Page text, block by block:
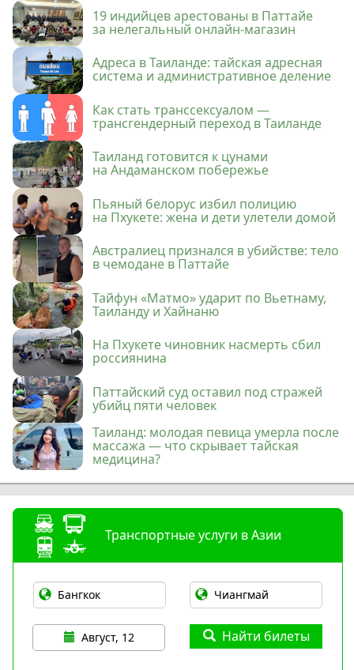
19 индийцев арестованы в Паттайе
за нелегальный онлайн-магазин
Адреса в Таиланде: тайская адресная
система и административное деление
Как стать транссексуалом —
трансгендерный переход в Таиланде
Таиланд готовится к цунами
на Андаманском побережье
Пьяный белорус избил полицию
на Пхукете: жена и дети улетели домой
Австралиец признался в убийстве: тело
в чемодане в Паттайе
Тайфун «Матмо» ударит по Вьетнаму,
Таиланду и Хайнаню
На Пхукете чиновник насмерть сбил
россиянина
Паттайский суд оставил под стражей
убийц пяти человек
Таиланд: молодая певица умерла после
массажа — что скрывает тайская
медицина?
Транспортные услуги в Азии
Август, 12 Найти билеты